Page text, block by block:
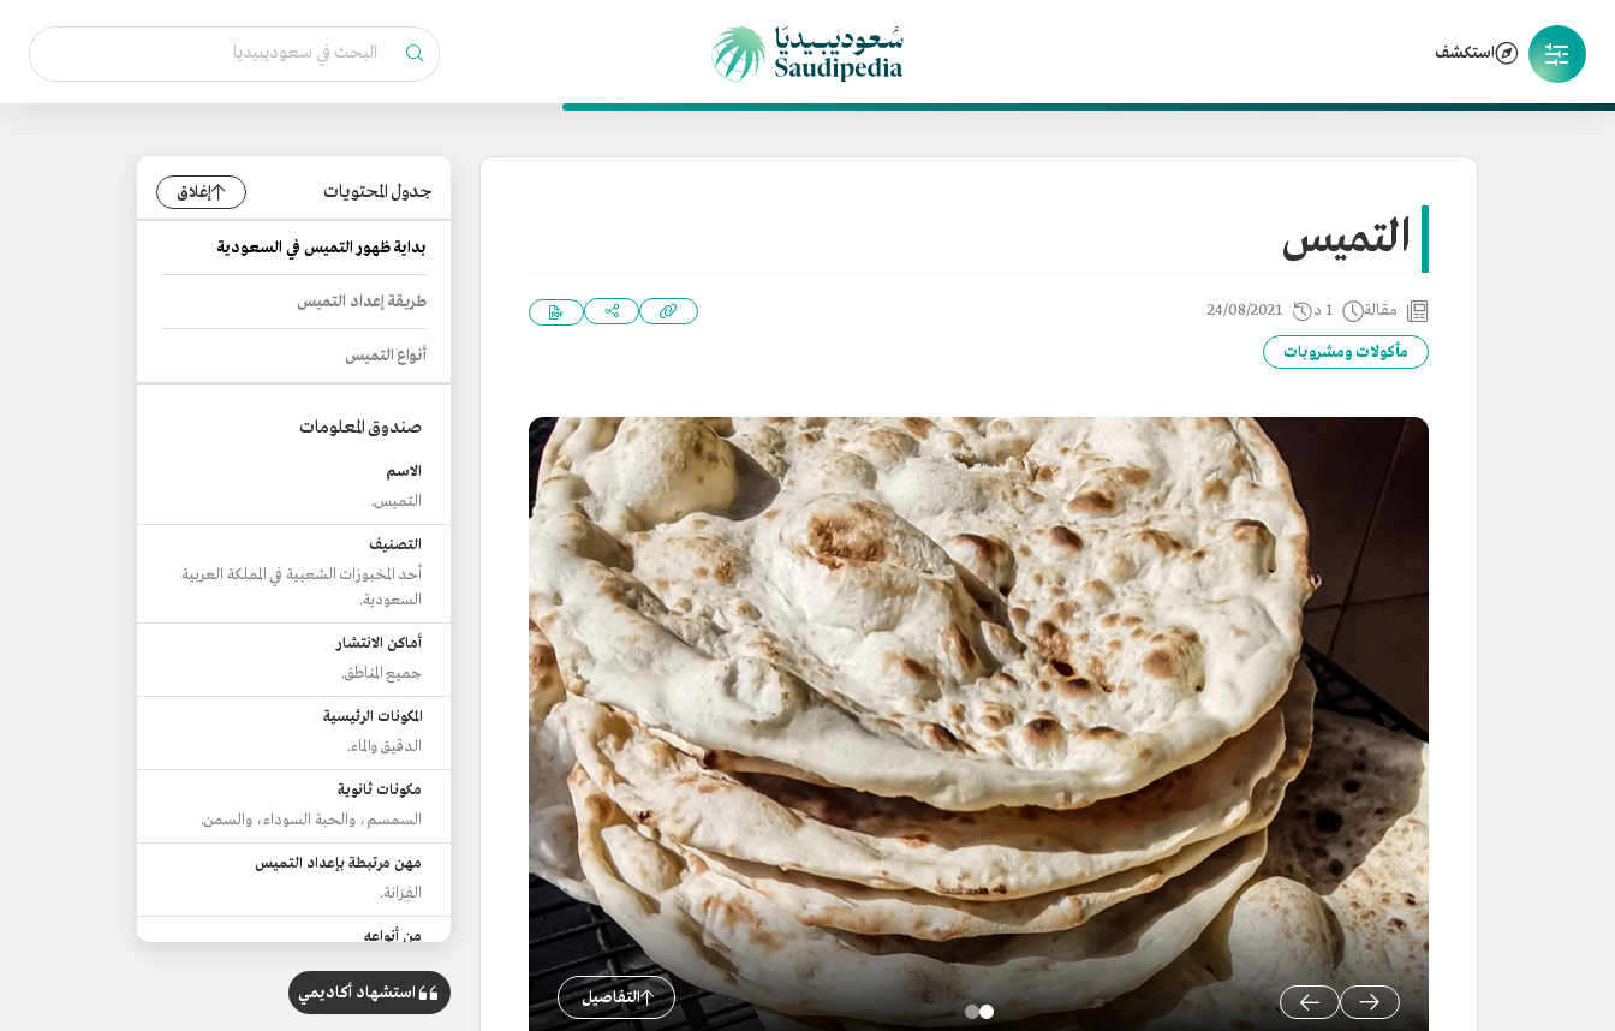
استكشف
التميس
مقالة 1 د 24/08/2021
مأكولات ومشروبات
التفاصيل
جدول المحتويات إغلاق
بداية ظهور التميس في السعودية
طريقة إعداد التميس
أنواع التميس
صندوق المعلومات
الاسم
التميس.
التصنيف
أحد المخبوزات الشعبية في المملكة العربية
السعودية.
أماكن الانتشار
جميع المناطق.
المكونات الرئيسية
الدقيق والماء.
مكونات ثانوية
السمسم، والحبة السوداء، والسمن.
مهن مرتبطة بإعداد التميس
الفِرَانة.
من أنواعه
التميس العادي.
التميس الطائفي.
تميس الجبن.
استشهاد أكاديمي